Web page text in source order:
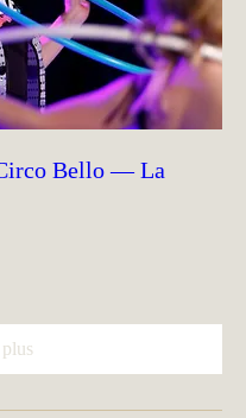
Bello — La